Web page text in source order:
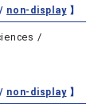
non-display】
/
non-display】